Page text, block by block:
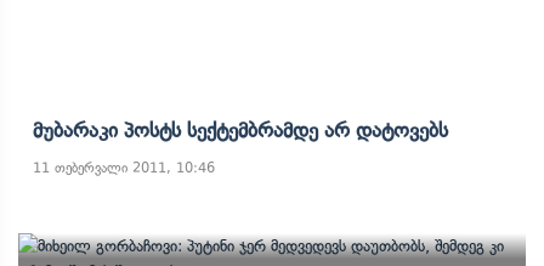
Მუბარაკი Პოსტს Სექტემბრამდე Არ Დატოვებს
11 თებერვალი 2011, 10:46